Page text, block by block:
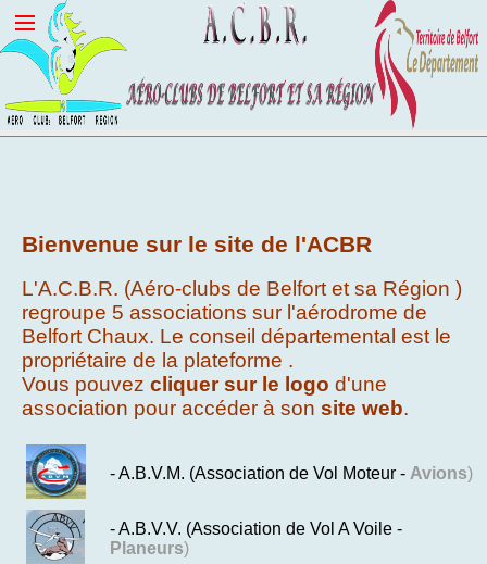
Bienvenue sur le site de l'ACBR
L'A.C.B.R. (Aéro-clubs de Belfort et sa Région )
regroupe 5 associations sur l'aérodrome de
Belfort Chaux. Le conseil départemental est le
propriétaire de la plateforme .
Vous pouvez cliquer sur le logo d'une
association pour accéder à son site web.
- A.B.V.M. (Association de Vol Moteur - Avions)
- A.B.V.V. (Association de Vol A Voile -
Planeurs)